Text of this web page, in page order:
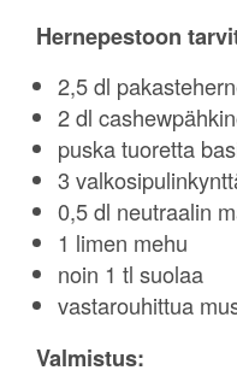
Hernepestoon
2,5 dl
2 dl
puska tuoretta
3
0,5 dl neutraalin
1 limen mehu
noin 1 tl suolaa
vastarouhittua
Valmistus: